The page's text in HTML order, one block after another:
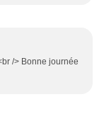
/> Bonne journée